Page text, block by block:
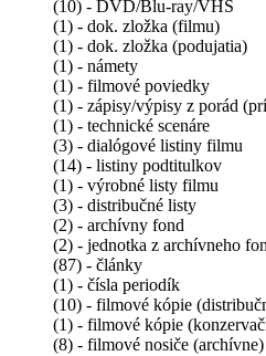
(10) - DVD/Blu-ray/VHS
(1) - dok. zložka (filmu)
(1) - dok. zložka (podujatia)
(1) - námety
(1) - filmové poviedky
(1) - zápisy/výpisy z porád
(1) - technické scenáre
(3) - dialógové listiny filmu
(14) - listiny podtitulkov
(1) - výrobné listy filmu
(3) - distribučné listy
(2) - archívny fond
(2) - jednotka z archívneho
(87) - články
(1) - čísla periodík
(10) - filmové kópie
(1) - filmové kópie
(8) - filmové nosiče (archívne)